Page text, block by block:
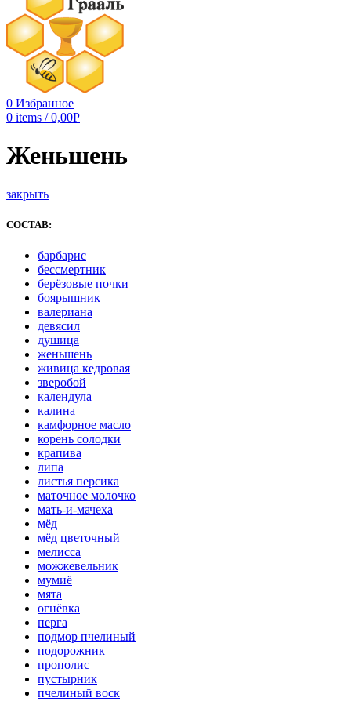
0 Избранное
0 items / 0,00Р
Женьшень
закрыть
СОСТАВ:
барбарис
бессмертник
берёзовые почки
боярышник
валериана
девясил
душица
женьшень
живица кедровая
зверобой
календула
калина
камфорное масло
корень солодки
крапива
липа
листья персика
маточное молочко
мать-и-мачеха
мёд
мёд цветочный
мелисса
можжевельник
мумиё
мята
огнёвка
перга
подмор пчелиный
подорожник
прополис
пустырник
пчелиный воск